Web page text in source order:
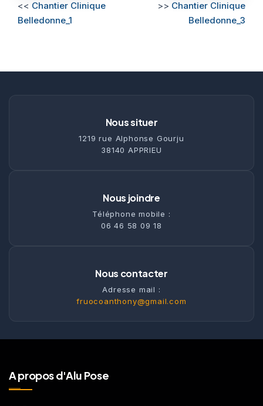
<< Chantier Clinique
Belledonne_1
>> Chantier Clinique
Belledonne_3
Nous situer
1219 rue Alphonse Gourju
38140 APPRIEU
Nous joindre
Téléphone mobile :
06 46 58 09 18
Nous contacter
Adresse mail :
fruocoanthony@gmail.com
A propos d'Alu Pose